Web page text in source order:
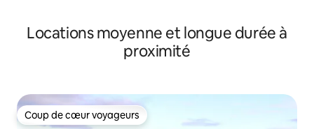
Locations moyenne et longue durée à
proximité
Coup de cœur voyageurs
Coup de cœur voyageurs